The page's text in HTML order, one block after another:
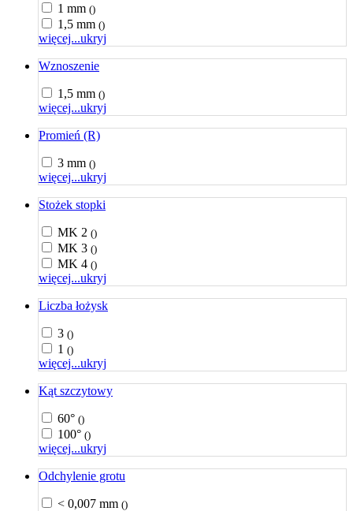
1 mm ()
1,5 mm ()
więcej...ukryj
Wznoszenie
1,5 mm ()
więcej...ukryj
Promień (R)
3 mm ()
więcej...ukryj
Stożek stopki
MK 2 ()
MK 3 ()
MK 4 ()
więcej...ukryj
Liczba łożysk
3 ()
1 ()
więcej...ukryj
Kąt szczytowy
60° ()
100° ()
więcej...ukryj
Odchylenie grotu
< 0,007 mm ()